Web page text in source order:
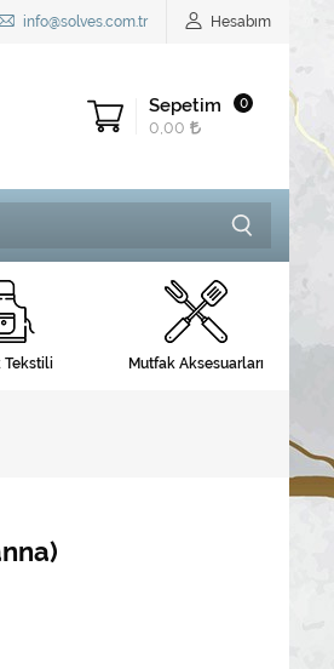
info@solves.com.tr Hesabım
Sepetim 0
0,00
Tekstili Mutfak Aksesuarları